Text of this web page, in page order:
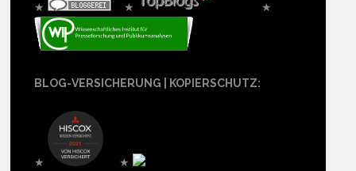
★ ★ ★
BLOG-VERSICHERUNG | KOPIERSCHUTZ:
★ ★